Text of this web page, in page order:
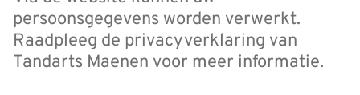
persoonsgegevens worden verwerkt.
Raadpleeg de privacyverklaring van
Tandarts Maenen voor meer informatie.